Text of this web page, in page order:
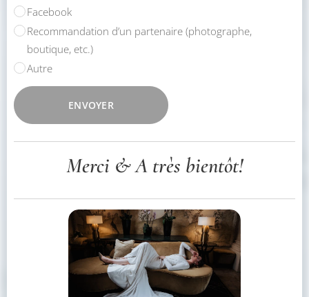
Facebook
Recommandation d’un partenaire (photographe,
boutique, etc.)
Autre
ENVOYER
Merci & A très bientôt!